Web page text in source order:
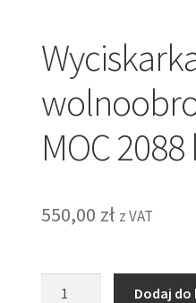
MOC
550,00 zł z VAT
Dodaj do